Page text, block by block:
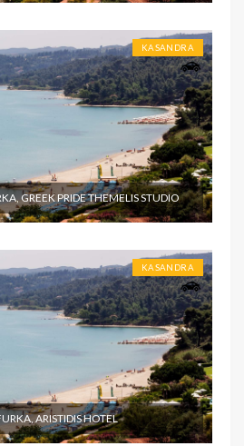
KASANDRA
GREEK PRIDE THEMELIS STUDIO
KASANDRA
ARISTIDIS HOTEL